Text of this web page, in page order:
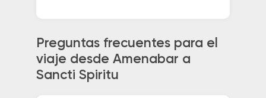
Preguntas frecuentes para el
viaje desde Amenabar a
Sancti Spiritu